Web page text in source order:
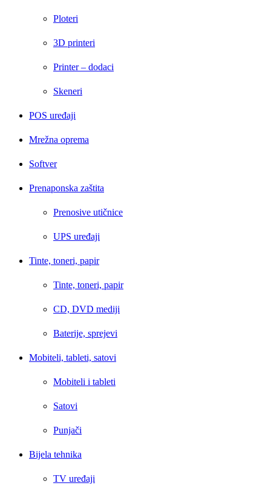
Ploteri
3D printeri
Printer – dodaci
Skeneri
POS uređaji
Mrežna oprema
Softver
Prenaponska zaštita
Prenosive utičnice
UPS uređaji
Tinte, toneri, papir
Tinte, toneri, papir
CD, DVD mediji
Baterije, sprejevi
Mobiteli, tableti, satovi
Mobiteli i tableti
Satovi
Punjači
Bijela tehnika
TV uređaji